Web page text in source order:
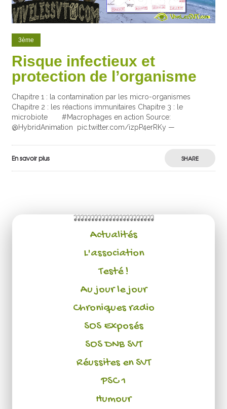
3ème
Risque infectieux et
protection de l’organisme
Chapitre 1 : la contamination par les micro-organismes
Chapitre 2 : les réactions immunitaires Chapitre 3 : le
microbiote #Macrophages en action Source:
@HybridAnimation
pic.twitter.com/izpP4erRKy —
En savoir plus SHARE
Actualités
L'association
Testé !
Au jour le jour
Chroniques radio
SOS Exposés
SOS DNB SVT
Réussites en SVT
PSC 1
Humour